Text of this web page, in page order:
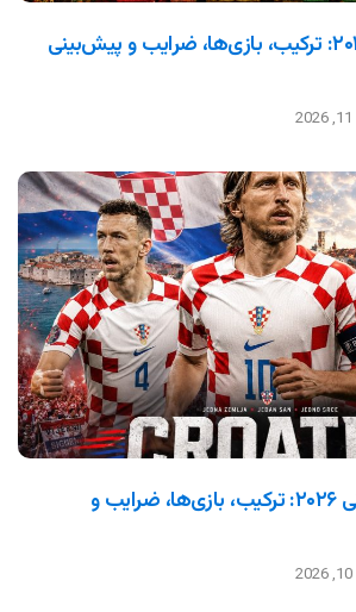
غنا در جام جهانی ۲۰۲۶: ترکیب، بازی‌ها، ضرایب و پیش‌بینی
کرواسی در جام جهانی ۲۰۲۶: ترکیب، بازی‌ها، ضرایب و